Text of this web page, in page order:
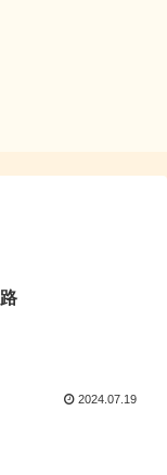
2024.07.19